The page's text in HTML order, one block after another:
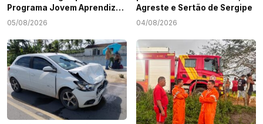
Programa Jovem Aprendiz
em Sergipe
05/08/2026
Agreste e Sertão de Sergipe
04/08/2026